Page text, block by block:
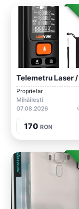
Proprietar
Mihăileşti
07.08.2026
170 RON